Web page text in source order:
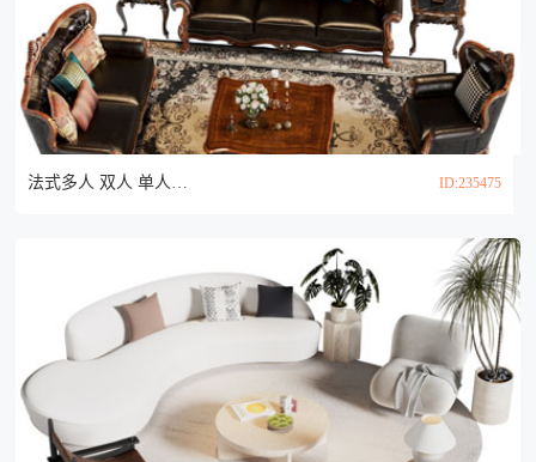
法式多人 双人 单人沙发和茶几组合3d模型 ID:235475